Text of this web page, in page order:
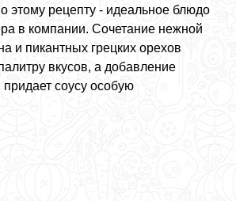
рецепту - идеальное блюдо
в компании. Сочетание нежной
и пикантных грецких орехов
вкусов, а добавление
соусу особую